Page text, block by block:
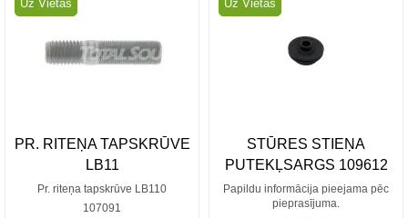
Uz Vietas
PR. RITEŅA TAPSKRŪVE
LB11
Pr. riteņa tapskrūve LB110
107091
Uz Vietas
STŪRES STIEŅA
PUTEKĻSARGS 109612
Papildu informācija pieejama pēc
pieprasījuma.